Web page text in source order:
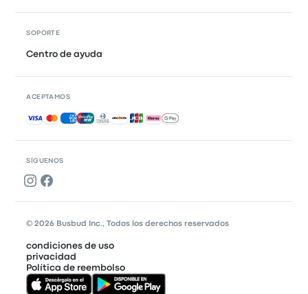
SÍGUENOS
SOPORTE
Centro de ayuda
ACEPTAMOS
Pagos aceptados
© 2026 Busbud Inc., Todos los derechos reservados
condiciones de uso
privacidad
Política de reembolso